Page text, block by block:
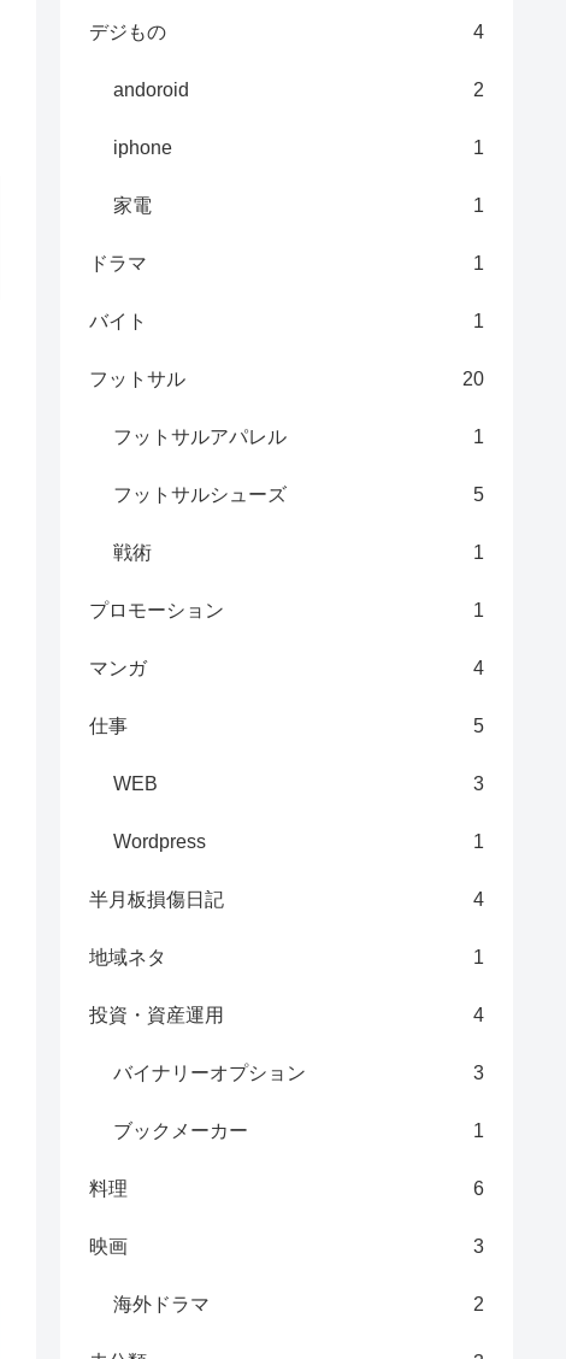
デジもの 4
andoroid 2
iphone 1
家電 1
ドラマ 1
バイト 1
フットサル 20
フットサルアパレル 1
フットサルシューズ 5
戦術 1
プロモーション 1
マンガ 4
仕事 5
WEB 3
Wordpress 1
半月板損傷日記 4
地域ネタ 1
投資・資産運用 4
バイナリーオプション 3
ブックメーカー 1
料理 6
映画 3
海外ドラマ 2